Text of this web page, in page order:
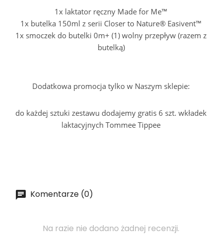
1x laktator ręczny Made for Me™
1x butelka 150ml z serii Closer to Nature® Easivent™
1x smoczek do butelki 0m+ (1) wolny przepływ (razem z
butelką)
Dodatkowa promocja tylko w Naszym sklepie:
do każdej sztuki zestawu dodajemy gratis 6 szt. wkładek
laktacyjnych Tommee Tippee
Komentarze (0)
Na razie nie dodano żadnej recenzji.